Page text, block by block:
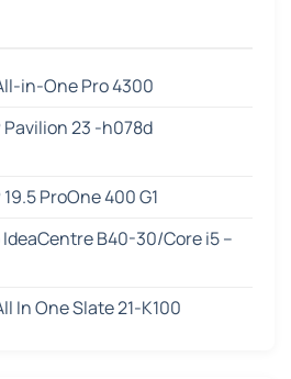
in-One Pro 4300
Pavilion 23 -h078d
ProOne 400 G1
B40-30/Core i5 –
In One Slate 21-K100